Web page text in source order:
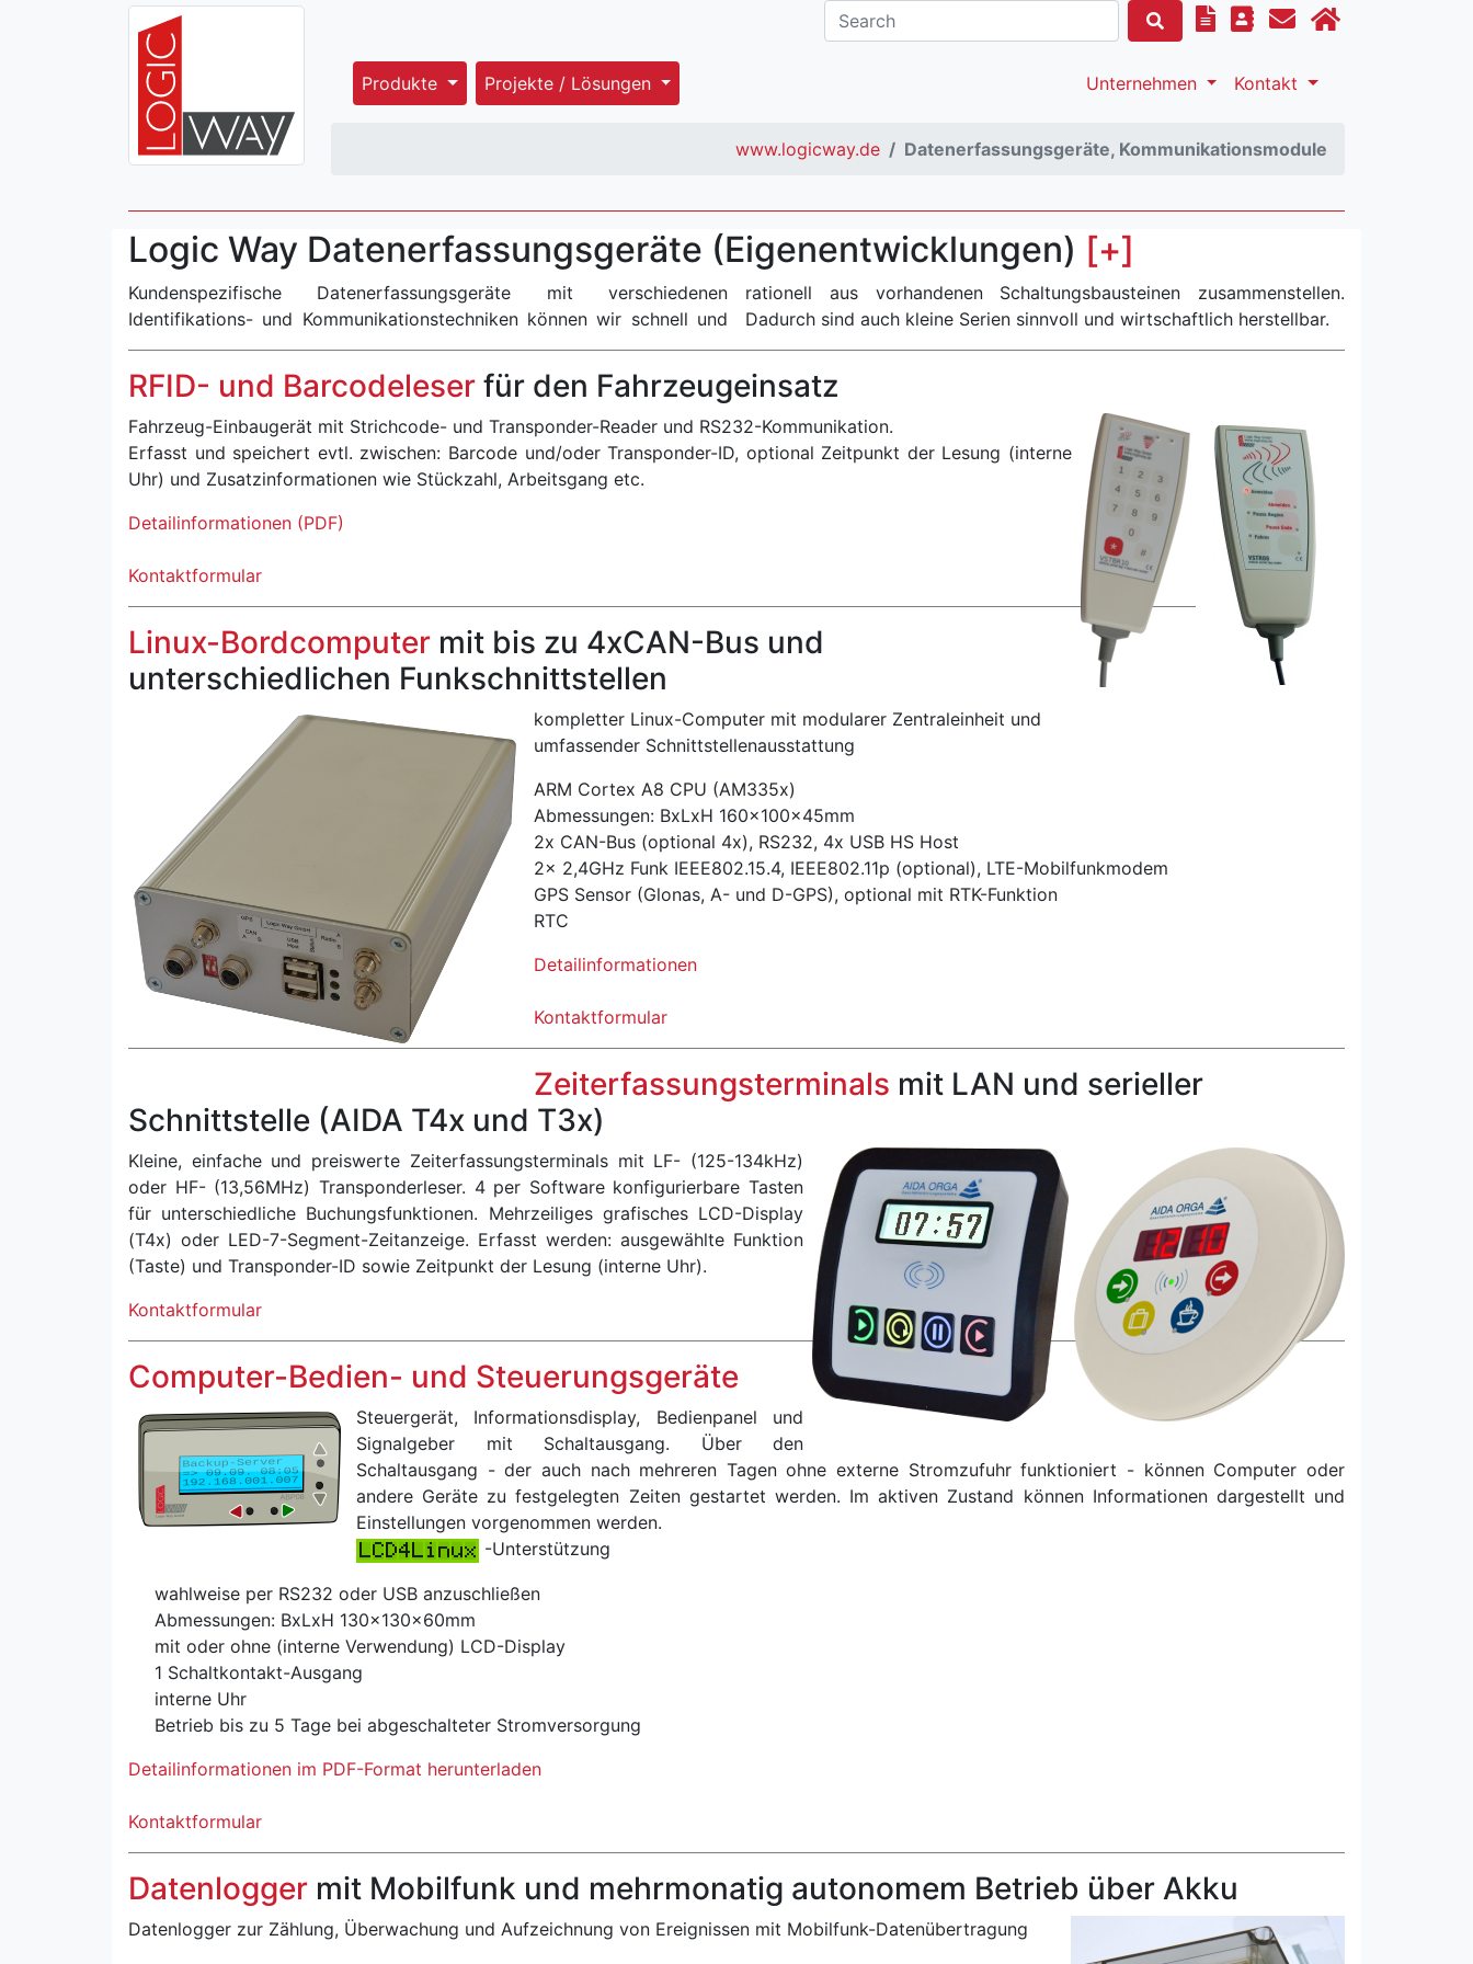
Produkte Projekte / Lösungen Unternehmen Kontakt
www.logicway.de Datenerfassungsgeräte, Kommunikationsmodule
Logic Way Datenerfassungsgeräte (Eigenentwicklungen) [+]
Kundenspezifische Datenerfassungsgeräte mit verschiedenen
Identifikations- und Kommunikationstechniken können wir schnell und
rationell aus vorhandenen Schaltungsbausteinen zusammenstellen.
Dadurch sind auch kleine Serien sinnvoll und wirtschaftlich herstellbar.
RFID- und Barcodeleser für den Fahrzeugeinsatz
Fahrzeug-Einbaugerät mit Strichcode- und Transponder-Reader und RS232-Kommunikation.
Erfasst und speichert evtl. zwischen: Barcode und/oder Transponder-ID, optional Zeitpunkt der Lesung (interne
Uhr) und Zusatzinformationen wie Stückzahl, Arbeitsgang etc.
Detailinformationen (PDF)
Kontaktformular
Linux-Bordcomputer mit bis zu 4xCAN-Bus und
unterschiedlichen Funkschnittstellen
kompletter Linux-Computer mit modularer Zentraleinheit und
umfassender Schnittstellenausstattung
ARM Cortex A8 CPU (AM335x)
Abmessungen: BxLxH 160x100x45mm
2x CAN-Bus (optional 4x), RS232, 4x USB HS Host
2x 2,4GHz Funk IEEE802.15.4, IEEE802.11p (optional), LTE-Mobilfunkmodem
GPS Sensor (Glonas, A- und D-GPS), optional mit RTK-Funktion
RTC
Detailinformationen
Kontaktformular
Zeiterfassungsterminals mit LAN und serieller
Schnittstelle (AIDA T4x und T3x)
Kleine, einfache und preiswerte Zeiterfassungsterminals mit LF- (125-134kHz)
oder HF- (13,56MHz) Transponderleser. 4 per Software konfigurierbare Tasten
für unterschiedliche Buchungsfunktionen. Mehrzeiliges grafisches LCD-Display
(T4x) oder LED-7-Segment-Zeitanzeige. Erfasst werden: ausgewählte Funktion
(Taste) und Transponder-ID sowie Zeitpunkt der Lesung (interne Uhr).
Kontaktformular
Computer-Bedien- und Steuerungsgeräte
Steuergerät, Informationsdisplay, Bedienpanel und
Signalgeber mit Schaltausgang. Über den
Schaltausgang - der auch nach mehreren Tagen ohne externe Stromzufuhr funktioniert - können Computer oder
andere Geräte zu festgelegten Zeiten gestartet werden. Im aktiven Zustand können Informationen dargestellt und
Einstellungen vorgenommen werden.
-Unterstützung
wahlweise per RS232 oder USB anzuschließen
Abmessungen: BxLxH 130x130x60mm
mit oder ohne (interne Verwendung) LCD-Display
1 Schaltkontakt-Ausgang
interne Uhr
Betrieb bis zu 5 Tage bei abgeschalteter Stromversorgung
Detailinformationen im PDF-Format herunterladen
Kontaktformular
Datenlogger mit Mobilfunk und mehrmonatig autonomem Betrieb über Akku
Datenlogger zur Zählung, Überwachung und Aufzeichnung von Ereignissen mit Mobilfunk-Datenübertragung